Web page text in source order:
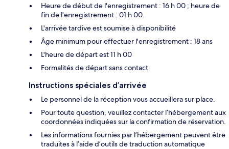
Heure de début de l'enregistrement : 16 h 00 ; heure de
fin de l'enregistrement : 01 h 00.
L'arrivée tardive est soumise à disponibilité
Âge minimum pour effectuer l'enregistrement : 18 ans
L'heure de départ est 11 h 00
Formalités de départ sans contact
Instructions spéciales d’arrivée
Le personnel de la réception vous accueillera sur place.
Pour toute question, veuillez contacter l’hébergement aux
coordonnées indiquées sur la confirmation de réservation.
Les informations fournies par l’hébergement peuvent être
traduites à l’aide d’outils de traduction automatique